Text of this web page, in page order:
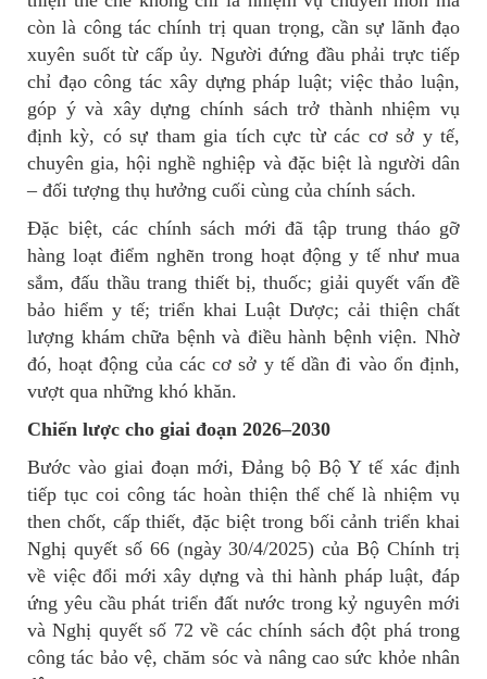
còn là công tác chính trị quan trọng, cần sự lãnh đạo
xuyên suốt từ cấp ủy. Người đứng đầu phải trực tiếp
chỉ đạo công tác xây dựng pháp luật; việc thảo luận,
góp ý và xây dựng chính sách trở thành nhiệm vụ
định kỳ, có sự tham gia tích cực từ các cơ sở y tế,
chuyên gia, hội nghề nghiệp và đặc biệt là người dân
– đối tượng thụ hưởng cuối cùng của chính sách.
Đặc biệt, các chính sách mới đã tập trung tháo gỡ
hàng loạt điểm nghẽn trong hoạt động y tế như mua
sắm, đấu thầu trang thiết bị, thuốc; giải quyết vấn đề
bảo hiểm y tế; triển khai Luật Dược; cải thiện chất
lượng khám chữa bệnh và điều hành bệnh viện. Nhờ
đó, hoạt động của các cơ sở y tế dần đi vào ổn định,
vượt qua những khó khăn.
Chiến lược cho giai đoạn 2026–2030
Bước vào giai đoạn mới, Đảng bộ Bộ Y tế xác định
tiếp tục coi công tác hoàn thiện thể chế là nhiệm vụ
then chốt, cấp thiết, đặc biệt trong bối cảnh triển khai
Nghị quyết số 66 (ngày 30/4/2025) của Bộ Chính trị
về việc đổi mới xây dựng và thi hành pháp luật, đáp
ứng yêu cầu phát triển đất nước trong kỷ nguyên mới
và Nghị quyết số 72 về các chính sách đột phá trong
công tác bảo vệ, chăm sóc và nâng cao sức khỏe nhân